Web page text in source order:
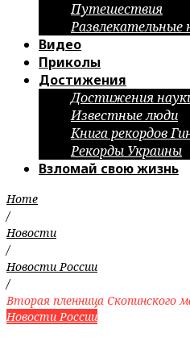
Путешествия
Развлекательные
Видео
Приколы
Достижения
Достижения
Известные люди
Книга рекордов
Рекорды Украины
Взломай свою жизнь
Home
/
Новости
/
Новости России
/
Вторая пленница Скопинского
Новости России